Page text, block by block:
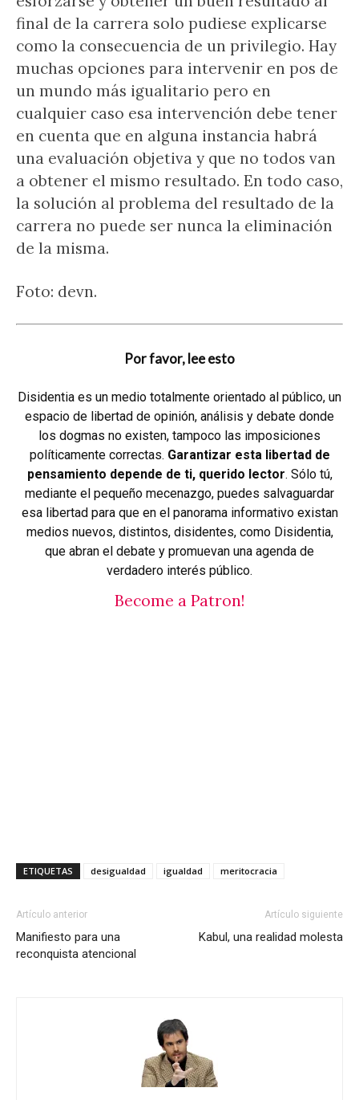
final de la carrera solo pudiese explicarse
como la consecuencia de un privilegio. Hay
muchas opciones para intervenir en pos de
un mundo más igualitario pero en
cualquier caso esa intervención debe tener
en cuenta que en alguna instancia habrá
una evaluación objetiva y que no todos van
a obtener el mismo resultado. En todo caso,
la solución al problema del resultado de la
carrera no puede ser nunca la eliminación
de la misma.
Foto: devn.
Por favor, lee esto
Disidentia es un medio totalmente orientado al público, un
espacio de libertad de opinión, análisis y debate donde
los dogmas no existen, tampoco las imposiciones
políticamente correctas. Garantizar esta libertad de
pensamiento depende de ti, querido lector. Sólo tú,
mediante el pequeño mecenazgo, puedes salvaguardar
esa libertad para que en el panorama informativo existan
medios nuevos, distintos, disidentes, como Disidentia,
que abran el debate y promuevan una agenda de
verdadero interés público.
Become a Patron!
ETIQUETAS desigualdad igualdad meritocracia
Artículo anterior
Manifiesto para una
reconquista atencional
Artículo siguiente
Kabul, una realidad molesta